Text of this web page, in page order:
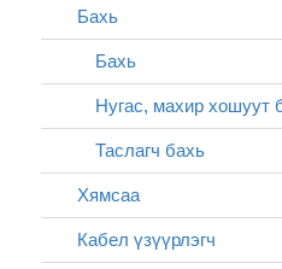
Бахь
Бахь
Нугас, махир хошуут
Таслагч бахь
Хямсаа
Кабел үзүүрлэгч